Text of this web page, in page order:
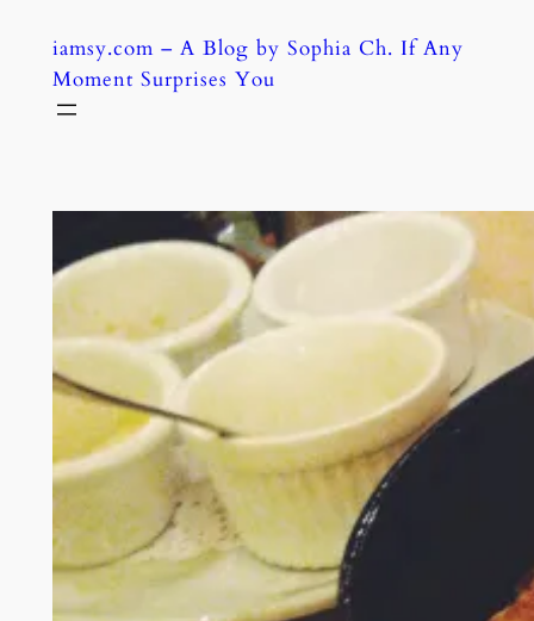
content
iamsy.com – A Blog by Sophia Ch. If Any
Moment Surprises You